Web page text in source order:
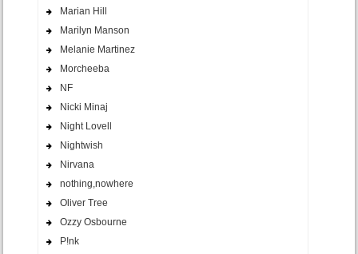
Marian Hill
Marilyn Manson
Melanie Martinez
Morcheeba
NF
Nicki Minaj
Night Lovell
Nightwish
Nirvana
nothing,nowhere
Oliver Tree
Ozzy Osbourne
P!nk